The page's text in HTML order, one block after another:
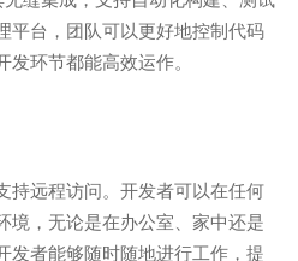
平台，团队可以更好地控制代码
环节都能高效运作。
持远程访问。开发者可以在任何
境，无论是在办公室、家中还是
发者能够随时随地进行工作，提